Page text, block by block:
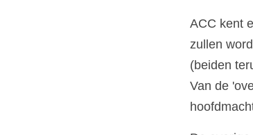
ACC kent
zullen
(beiden
Van de